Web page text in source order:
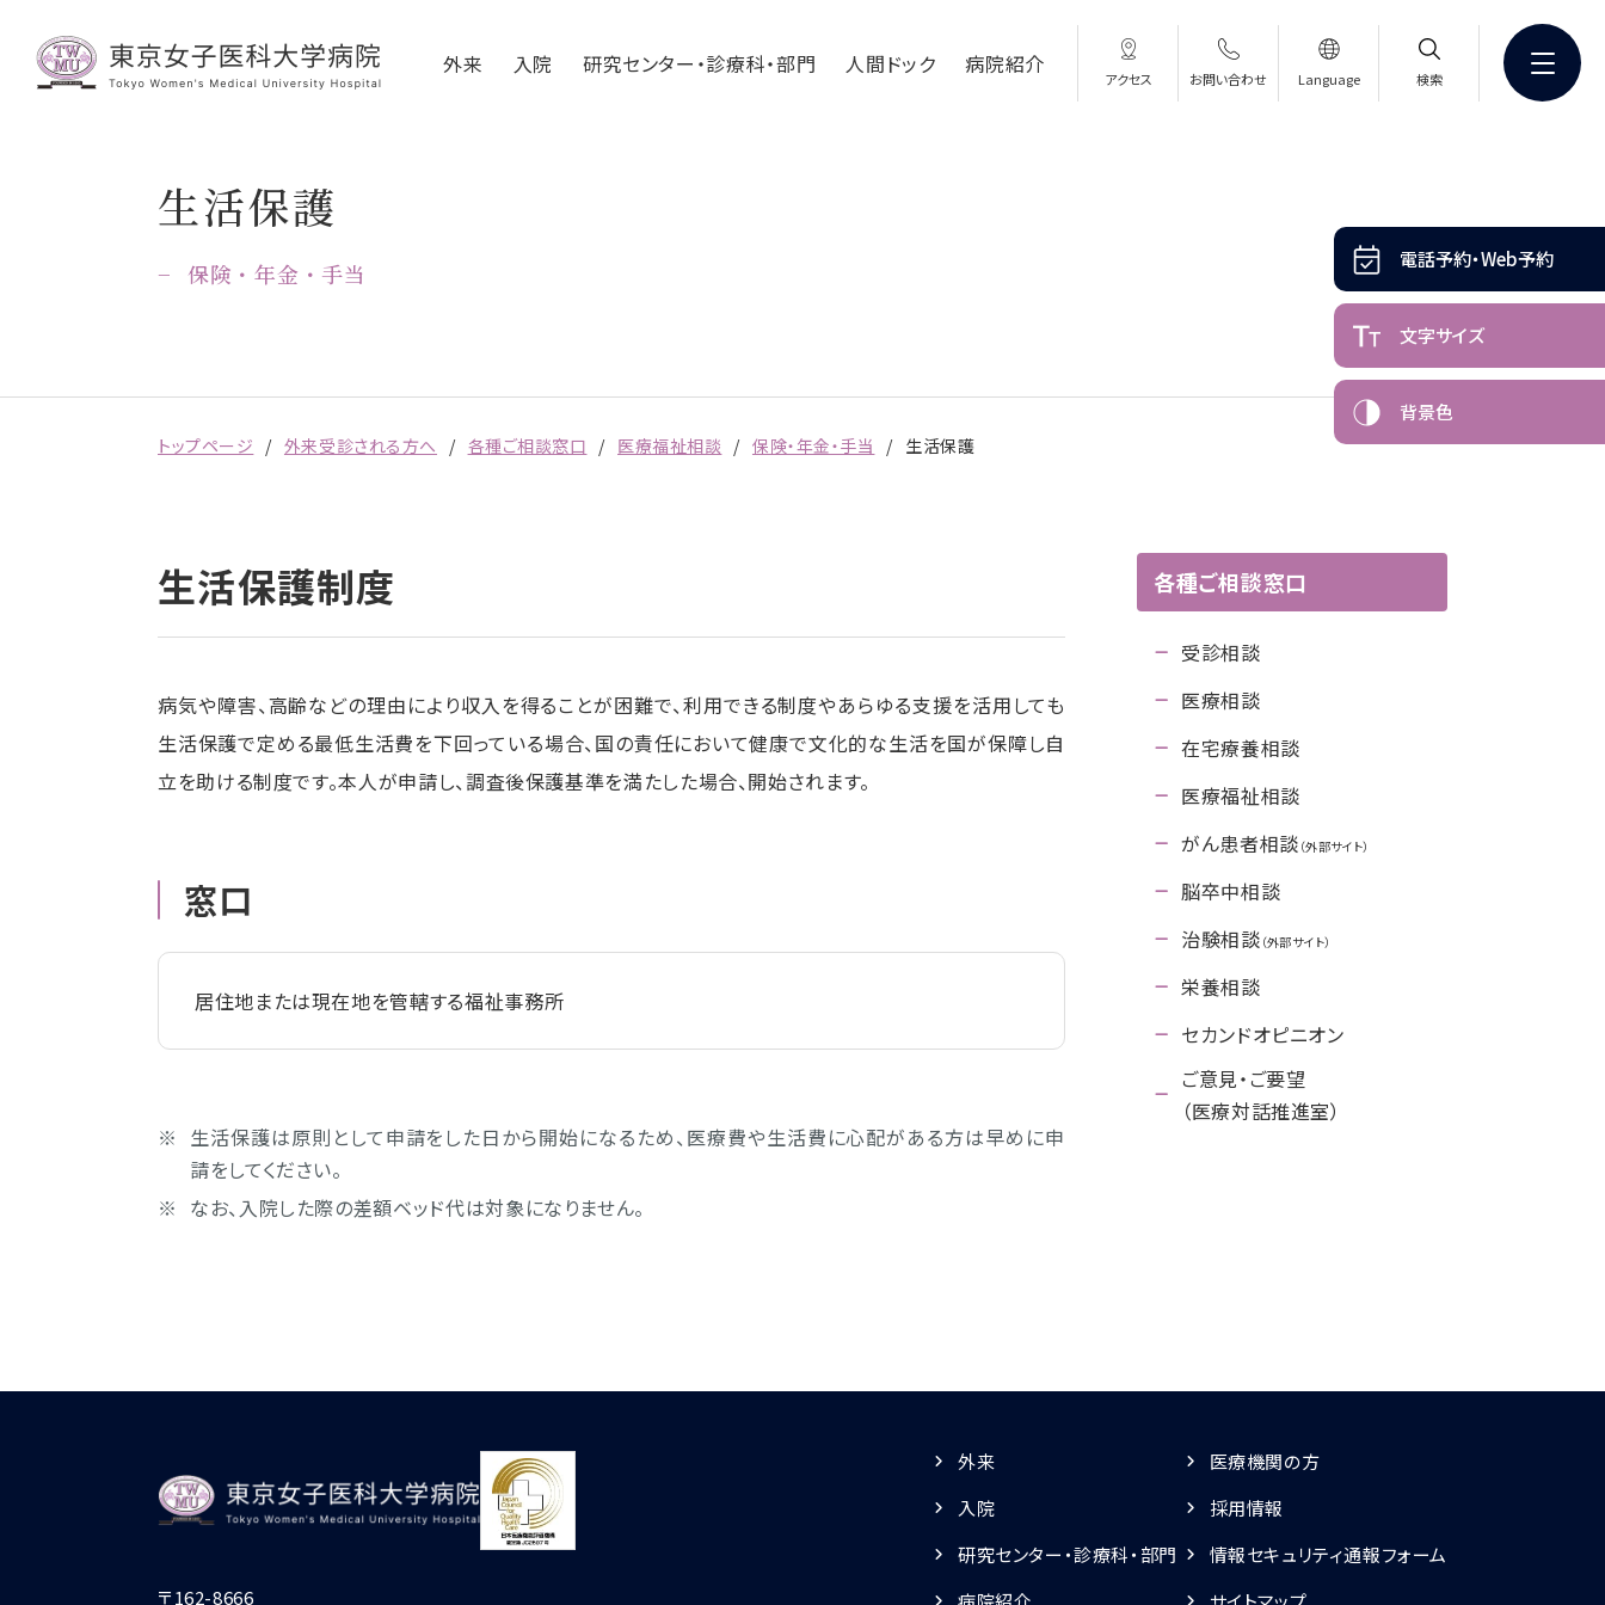
外来 入院 研究センター・診療科・部門 人間ドック 病院紹介
アクセス お問い合わせ Language 検索
生活保護
保険・年金・手当
トップページ 外来受診される方へ 各種ご相談窓口 医療福祉相談 保険・年金・手当 生活保護
電話予約・Web予約
文字サイズ
背景色
生活保護制度
病気や障害、高齢などの理由により収入を得ることが困難で、利用できる制度やあらゆる支援を活用しても
生活保護で定める最低生活費を下回っている場合、国の責任において健康で文化的な生活を国が保障し自
立を助ける制度です。本人が申請し、調査後保護基準を満たした場合、開始されます。
窓口
居住地または現在地を管轄する福祉事務所
生活保護は原則として申請をした日から開始になるため、医療費や生活費に心配がある方は早めに申
請をしてください。
なお、入院した際の差額ベッド代は対象になりません。
各種ご相談窓口
受診相談
医療相談
在宅療養相談
医療福祉相談
がん患者相談 （外部サイト）
脳卒中相談
治験相談 （外部サイト）
栄養相談
セカンドオピニオン
ご意見・ご要望
（医療対話推進室）
〒162-8666
外来
入院
研究センター・診療科・部門
医療機関の方
採用情報
情報セキュリティ通報フォーム